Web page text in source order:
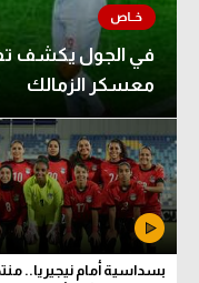
في الجول يكشف
معسكر الزمالك
بسداسية أمام نيجيريا..